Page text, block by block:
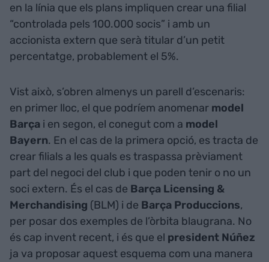
en la línia que els plans impliquen crear una filial
“controlada pels 100.000 socis” i amb un
accionista extern que serà titular d’un petit
percentatge, probablement el 5%.
Vist això, s’obren almenys un parell d’escenaris:
en primer lloc, el que podríem anomenar model
Barça i en segon, el conegut com a model
Bayern. En el cas de la primera opció, es tracta de
crear filials a les quals es traspassa prèviament
part del negoci del club i que poden tenir o no un
soci extern. És el cas de Barça Licensing &
Merchandising (BLM) i de Barça Produccions,
per posar dos exemples de l’òrbita blaugrana. No
és cap invent recent, i és que el president Núñez
ja va proposar aquest esquema com una manera